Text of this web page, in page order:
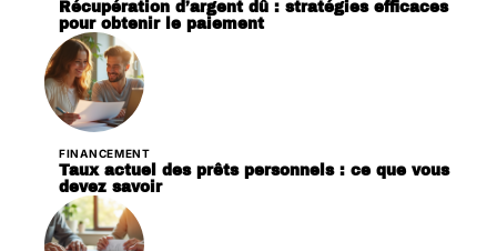
Récupération d’argent dû : stratégies efficaces
pour obtenir le paiement
FINANCEMENT
Taux actuel des prêts personnels : ce que vous
devez savoir